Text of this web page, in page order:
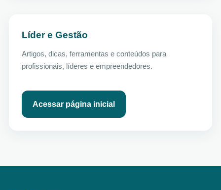
Líder e Gestão
Artigos, dicas, ferramentas e conteúdos para
profissionais, líderes e empreendedores.
Acessar página inicial